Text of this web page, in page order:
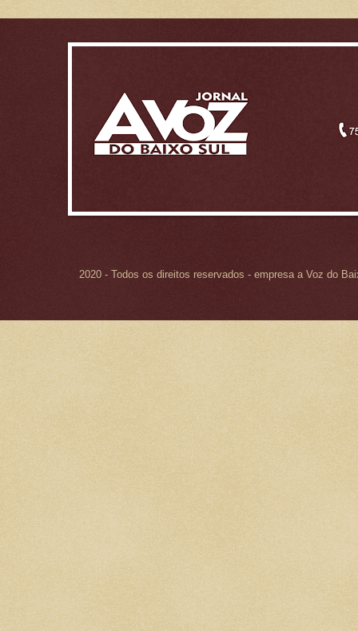
2020 - Todos os direitos reservados - empresa a Voz do